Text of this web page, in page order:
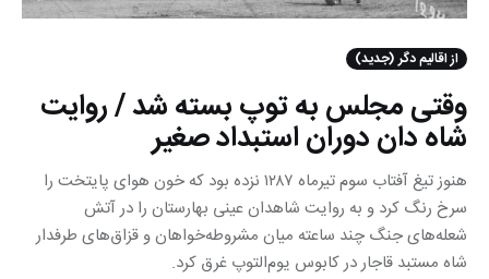
از اقالیم دگر (جدید)
وقتی مجلس به توپ بسته شد / روایت
شاه دان دوران استبداد صغیر
هنوز تیغ آفتاب سوم تیرماه ۱۲۸۷ نزده بود که خون هوای پایتخت را
سرخ رنگ کرد و به روایت شاهدان عینی بهارستان را در آتش
شعله‌های جنگ چند ساعته میان مشروطه‌خواهان و قزاق‌های طرفدار
شاه مستبد قاجار در کابوس یوم‌التوپ غرق کرد.